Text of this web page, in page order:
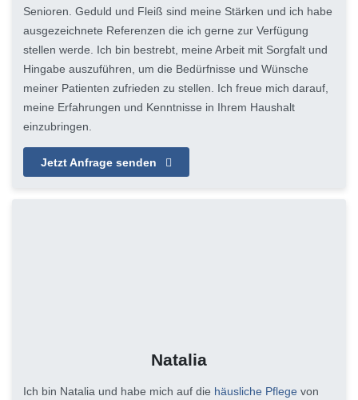
Senioren. Geduld und Fleiß sind meine Stärken und ich habe
ausgezeichnete Referenzen die ich gerne zur Verfügung
stellen werde. Ich bin bestrebt, meine Arbeit mit Sorgfalt und
Hingabe auszuführen, um die Bedürfnisse und Wünsche
meiner Patienten zufrieden zu stellen. Ich freue mich darauf,
meine Erfahrungen und Kenntnisse in Ihrem Haushalt
einzubringen.
Jetzt Anfrage senden
Natalia
Ich bin Natalia und habe mich auf die häusliche Pflege von